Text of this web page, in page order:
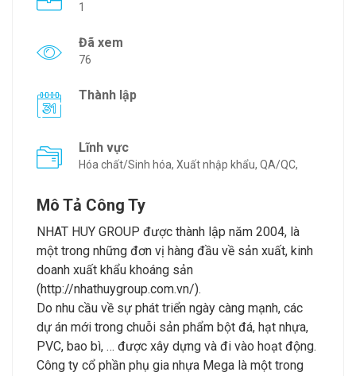
1
Đã xem
76
Thành lập
Lĩnh vực
Hóa chất/Sinh hóa, Xuất nhập khẩu, QA/QC,
Mô Tả Công Ty
NHAT HUY GROUP được thành lập năm 2004, là
một trong những đơn vị hàng đầu về sản xuất, kinh
doanh xuất khẩu khoáng sản
(http://nhathuygroup.com.vn/).
Do nhu cầu về sự phát triển ngày càng mạnh, các
dự án mới trong chuỗi sản phẩm bột đá, hạt nhựa,
PVC, bao bì, … được xây dựng và đi vào hoạt động.
Công ty cổ phần phụ gia nhựa Mega là một trong